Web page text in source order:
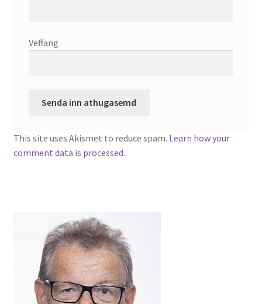
Research
Veffang
This site uses Akismet to reduce spam. Learn how your
comment data is processed.